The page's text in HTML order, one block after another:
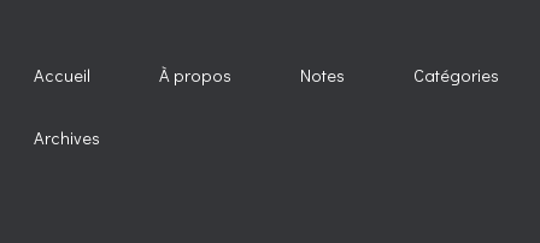
Accueil À propos Notes Catégories
Archives